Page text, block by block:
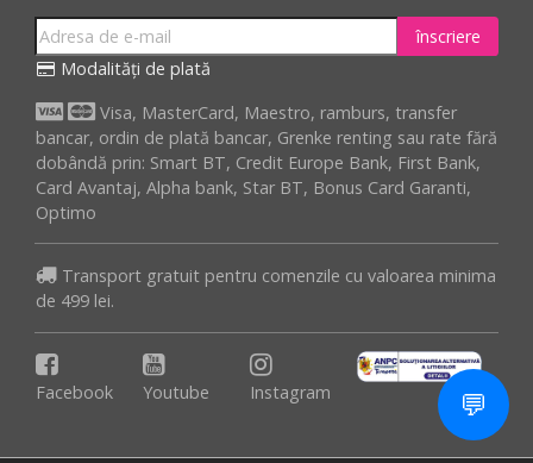
înscriere
Modalități de plată
Visa, MasterCard, Maestro, ramburs, transfer
bancar, ordin de plată bancar, Grenke renting sau rate fără
dobândă prin: Smart BT, Credit Europe Bank, First Bank,
Card Avantaj, Alpha bank, Star BT, Bonus Card Garanti,
Optimo
Transport gratuit pentru comenzile cu valoarea minima
de 499 lei.
Facebook Youtube Instagram 💬